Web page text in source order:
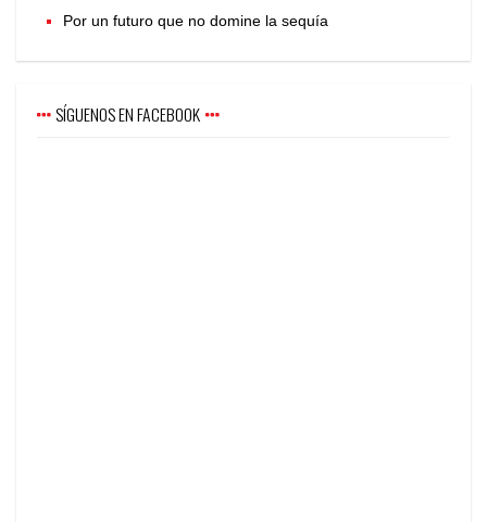
Por un futuro que no domine la sequía
SÍGUENOS EN FACEBOOK